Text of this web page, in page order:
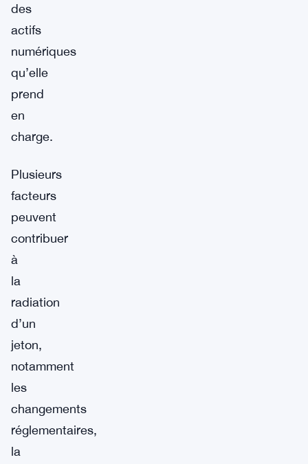
des
actifs
numériques
qu’elle
prend
en
charge.
Plusieurs
facteurs
peuvent
contribuer
à
la
radiation
d’un
jeton,
notamment
les
changements
réglementaires,
la